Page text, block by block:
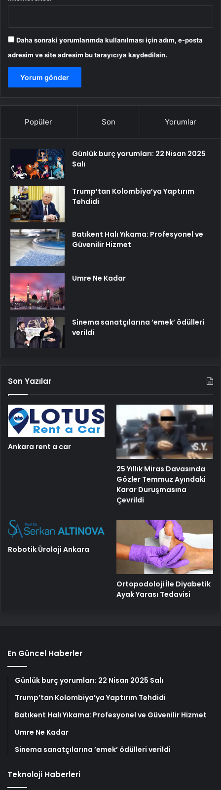
Daha sonraki yorumlarımda kullanılması için adım, e-posta
adresim ve site adresim bu tarayıcıya kaydedilsin.
Popüler Son Yorumlar
Günlük burç yorumları: 22 Nisan 2025
Salı
Trump’tan Kolombiya’ya Yaptırım
Tehdidi
Batıkent Halı Yıkama: Profesyonel ve
Güvenilir Hizmet
Umre Ne Kadar
Sinema sanatçılarına ’emek’ ödülleri
verildi
Son Yazılar
Ankara rent a car
25 Yıllık Miras Davasında
Gözler Temmuz Ayındaki
Karar Duruşmasına
Çevrildi
Robotik Üroloji Ankara
Ortopodoloji İle Diyabetik
Ayak Yarası Tedavisi
En Güncel Haberler
Günlük burç yorumları: 22 Nisan 2025 Salı
Trump’tan Kolombiya’ya Yaptırım Tehdidi
Batıkent Halı Yıkama: Profesyonel ve Güvenilir Hizmet
Umre Ne Kadar
Sinema sanatçılarına ’emek’ ödülleri verildi
Teknoloji Haberleri